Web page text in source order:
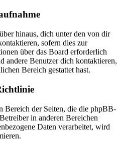
hinaus, dich unter den von dir
sofern dies zur
über das Board erforderlich
andere Benutzer dich kontaktieren,
Bereich gestattet hast.
Bereich der Seiten, die die phpBB-
in anderen Bereichen
Daten verarbeitet, wird